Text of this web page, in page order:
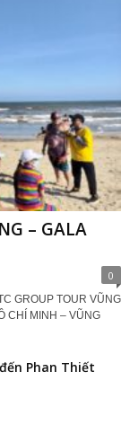
– GALA
0
GROUP TOUR VŨNG
CHÍ MINH – VŨNG
Phan Thiết